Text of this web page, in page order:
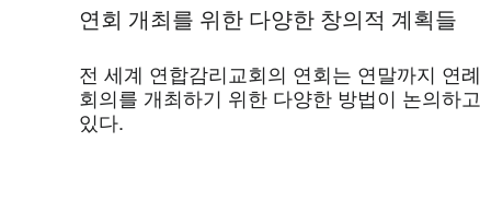
연회 개최를 위한 다양한 창의적 계획들
전 세계 연합감리교회의 연회는 연말까지 연례
회의를 개최하기 위한 다양한 방법이 논의하고
있다.